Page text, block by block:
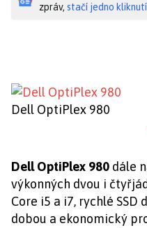
zpráv, stačí jedno
Dell OptiPlex 980
Dell OptiPlex 980 dále
výkonných dvou i
Core i5 a i7, rychlé
dobou a ekonomický